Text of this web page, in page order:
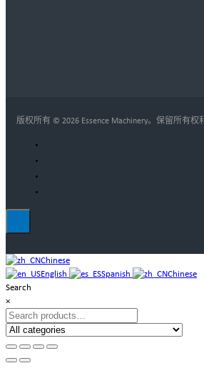
版权所有 © 2026 Essence Machinery。保留所有权
Chinese
English
Spanish
Chinese
Search
×